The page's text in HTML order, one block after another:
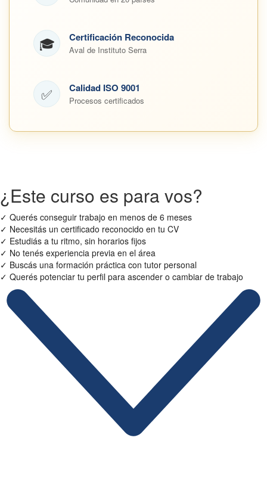
🎓 Certificación Reconocida
Aval de Instituto Serra
✅ Calidad ISO 9001
Procesos certificados
¿Este curso es para vos?
✓ Querés conseguir trabajo en menos de 6 meses
✓ Necesitás un certificado reconocido en tu CV
✓ Estudiás a tu ritmo, sin horarios fijos
✓ No tenés experiencia previa en el área
✓ Buscás una formación práctica con tutor personal
✓ Querés potenciar tu perfil para ascender o cambiar de trabajo